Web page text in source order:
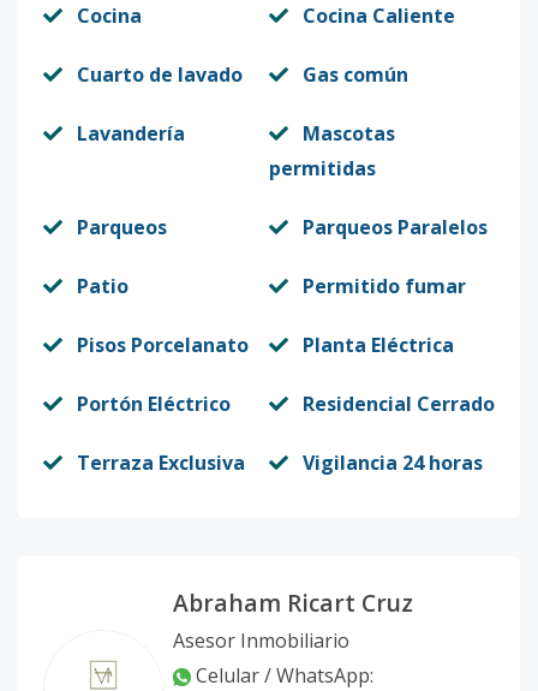
Cocina Cocina Caliente
Cuarto de lavado Gas común
Lavandería
Mascotas
permitidas
Parqueos Parqueos Paralelos
Patio Permitido fumar
Pisos Porcelanato Planta Eléctrica
Portón Eléctrico Residencial Cerrado
Terraza Exclusiva Vigilancia 24 horas
Abraham Ricart Cruz
Asesor Inmobiliario
Celular / WhatsApp: